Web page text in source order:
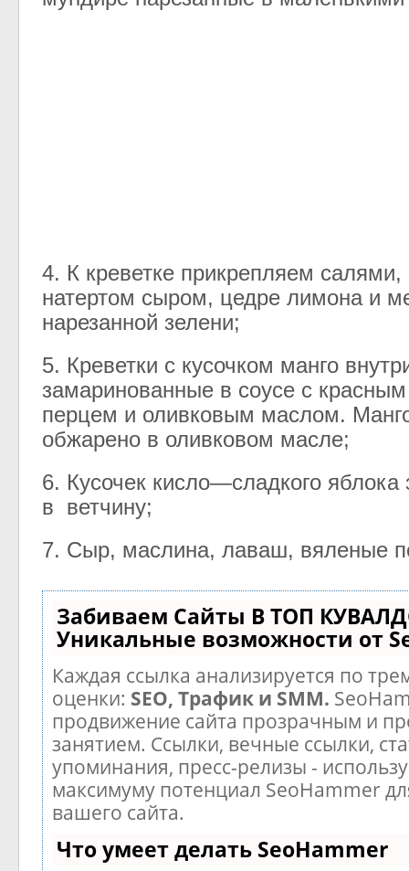
4. К креветке прикрепляем салями,
натертом сыром, цедре лимона и
нарезанной зелени;
5. Креветки с кусочком манго
замаринованные в соусе с красным
перцем и оливковым маслом.
обжарено в оливковом масле;
6. Кусочек кисло—сладкого яблока
в ветчину;
7. Сыр, маслина, лаваш, вяленые
Забиваем Сайты В ТОП
Уникальные возможности от
Каждая ссылка анализируется по
оценки: SEO, Трафик и SMM.
продвижение сайта прозрачным и
занятием. Ссылки, вечные ссылки,
упоминания, пресс-релизы -
максимуму потенциал SeoHammer
вашего сайта.
Что умеет делать SeoHammer